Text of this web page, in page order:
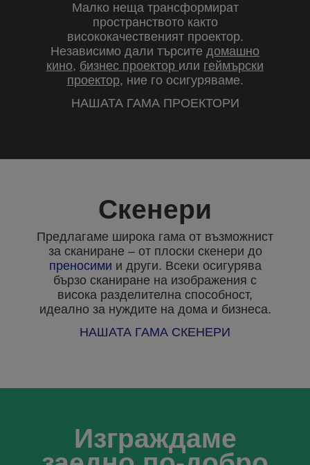
Малко неща трансформират
пространството както
висококачественият проектор.
Независимо дали търсите домашно
кино, бизнес проектор или геймърски
проектор, ние го осигуряваме.
НАШАТА ГАМА ПРОЕКТОРИ
Скенери
Предлагаме широка гама от възможнист
за сканиране – от плоски скенери до
преносими и други. Всеки осигурява
бързо сканиране на изображения с
висока разделителна способност,
идеално за нуждите на дома и бизнеса.
НАШАТА ГАМА СКЕНЕРИ
Изграждаме